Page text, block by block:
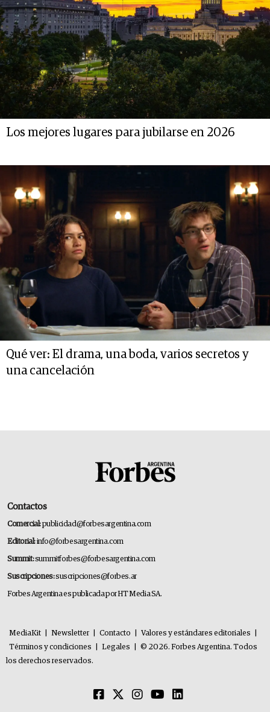
Los mejores lugares para jubilarse en 2026
Qué ver: El drama, una boda, varios secretos y
una cancelación
Contactos
Comercial:publicidad@forbesargentina.com
Editorial:info@forbesargentina.com
Summit:summitforbes@forbesargentina.com
Suscripciones:suscripciones@forbes.ar
Forbes Argentina es publicada por HT Media SA.
MediaKit Newsletter Contacto Valores y estándares editoriales
Términos y condiciones
Legales
© 2026. Forbes Argentina. Todos
los derechos reservados.